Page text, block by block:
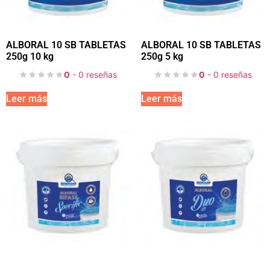
ALBORAL 10 SB TABLETAS
250g 10 kg
0 - 0 reseñas
Leer más
ALBORAL 10 SB TABLETAS
250g 5 kg
0 - 0 reseñas
Leer más